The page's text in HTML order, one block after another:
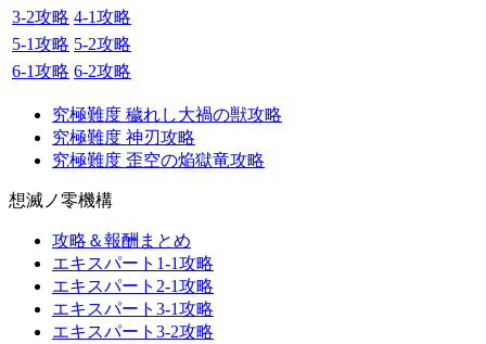
3-2攻略 4-1攻略
5-1攻略 5-2攻略
6-1攻略 6-2攻略
究極難度 穢れし大禍の獣攻略
究極難度 神刃攻略
究極難度 歪空の焔獄竜攻略
想滅ノ零機構
攻略＆報酬まとめ
エキスパート1-1攻略
エキスパート2-1攻略
エキスパート3-1攻略
エキスパート3-2攻略